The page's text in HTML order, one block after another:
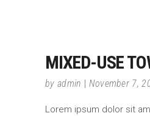
MIXED-USE
by admin November 7,
Lorem ipsum dolor sit